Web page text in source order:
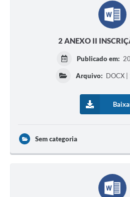
2 ANEXO II
Publicado em:
Arquivo: DOCX
Sem categoria